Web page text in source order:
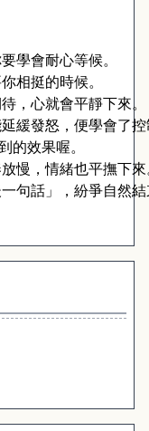
學會耐心等候。
相挺的時候。
，心就會平靜下來。
緩發怒，便學會了控
的效果喔。
慢，情緒也平撫下來
句話」，紛爭自然結